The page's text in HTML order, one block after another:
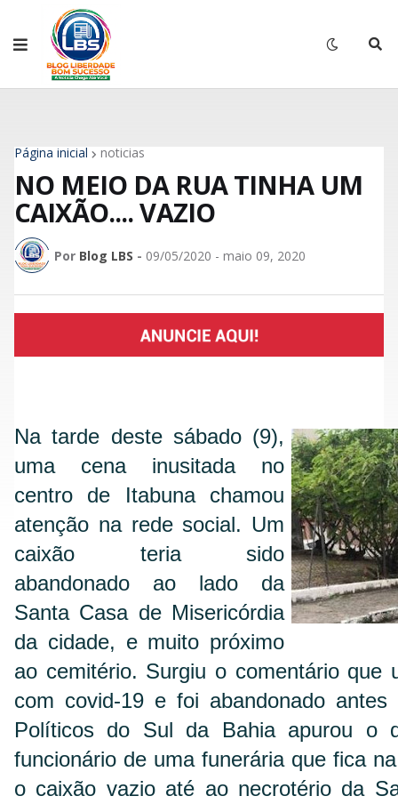
Página inicial noticias
NO MEIO DA RUA TINHA UM
CAIXÃO.... VAZIO
Por Blog LBS - 09/05/2020 - maio 09, 2020
Na tarde deste sábado (9),
uma cena inusitada no
centro de Itabuna chamou
atenção na rede social. Um
caixão teria sido
abandonado ao lado da
Santa Casa de Misericórdia
da cidade, e muito próximo
ao cemitério. Surgiu o comentário que
com covid-19 e foi abandonado
Políticos do Sul da Bahia apurou o
funcionário de uma funerária que fica
o caixão vazio até ao necrotério da